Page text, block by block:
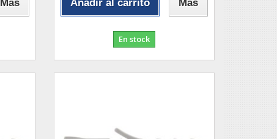
Más Añadir al carrito Más
En stock